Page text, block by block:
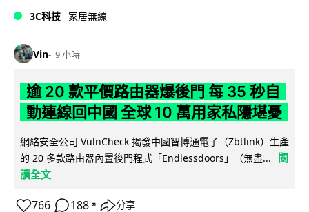
3C科技 家居無線
Vin 9 小時
逾 20 款平價路由器爆後門 每 35 秒自
動連線回中國 全球 10 萬用家私隱堪憂
網絡安全公司 VulnCheck 揭發中國智博通電子（Zbtlink）生產
的 20 多款路由器內置後門程式「Endlessdoors」（無盡...
閱
讀全文
766 188 ↗ 分享